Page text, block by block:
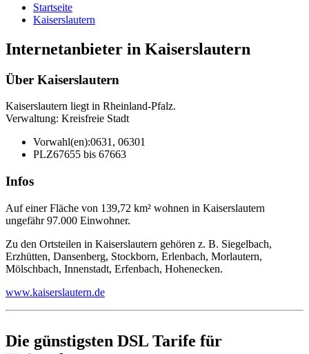
Startseite
Kaiserslautern
Internetanbieter in Kaiserslautern
Über Kaiserslautern
Kaiserslautern liegt in Rheinland-Pfalz.
Verwaltung: Kreisfreie Stadt
Vorwahl(en):0631, 06301
PLZ67655 bis 67663
Infos
Auf einer Fläche von 139,72 km² wohnen in Kaiserslautern
ungefähr 97.000 Einwohner.
Zu den Ortsteilen in Kaiserslautern gehören z. B. Siegelbach,
Erzhütten, Dansenberg, Stockborn, Erlenbach, Morlautern,
Mölschbach, Innenstadt, Erfenbach, Hohenecken.
www.kaiserslautern.de
Die günstigsten DSL Tarife für